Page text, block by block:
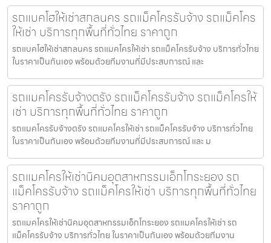
รถแบคโฮให้เช่าสกลนคร รถแม็คโครรับจ้าง รถแม็คโคร
ให้เช่า บริการทุกพื้นที่ทั่วไทย ราคาถูก
รถแบคโฮให้เช่าสกลนคร รถแมคโครให้เช่า รถแม็คโครรับจ้าง บริการทั่วไทย
ในราคาเป็นกันเอง พร้อมด้วยทีมงานที่มีประสบการณ์ และ
รถแมคโครรับจ้างตรัง รถแม็คโครรับจ้าง รถแม็คโครให้
เช่า บริการทุกพื้นที่ทั่วไทย ราคาถูก
รถแมคโครรับจ้างตรัง รถแมคโครให้เช่า รถแม็คโครรับจ้าง บริการทั่วไทย
ในราคาเป็นกันเอง พร้อมด้วยทีมงานที่มีประสบการณ์ และ ม
รถแมคโครให้เช่านิคมอุตสาหกรรมเอ็กโกระยอง รถ
แม็คโครรับจ้าง รถแม็คโครให้เช่า บริการทุกพื้นที่ทั่วไทย
ราคาถูก
รถแมคโครให้เช่านิคมอุตสาหกรรมเอ็กโกระยอง รถแมคโครให้เช่า รถ
แม็คโครรับจ้าง บริการทั่วไทย ในราคาเป็นกันเอง พร้อมด้วยทีมงาน